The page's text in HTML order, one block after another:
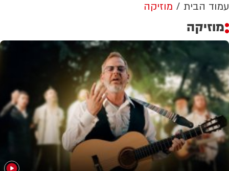
עמוד הבית מוזיקה
מוזיקה